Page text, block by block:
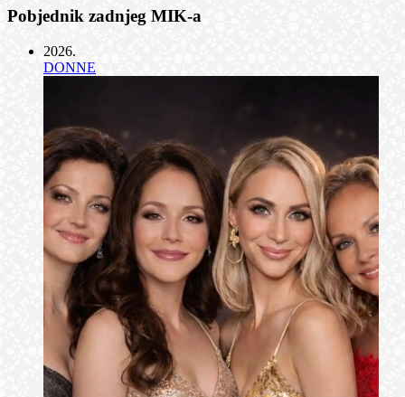
Pobjednik zadnjeg MIK-a
2026.
DONNE